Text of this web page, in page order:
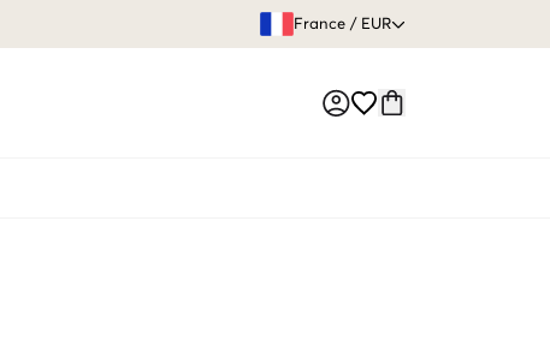
GARANTIE DE
France / EUR